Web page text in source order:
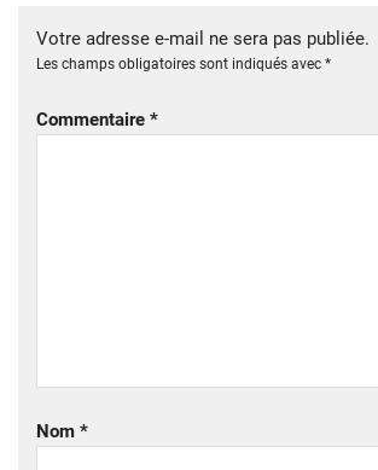
Votre adresse e-mail ne sera pas publiée.
Les champs obligatoires sont indiqués avec *
Commentaire *
Nom *